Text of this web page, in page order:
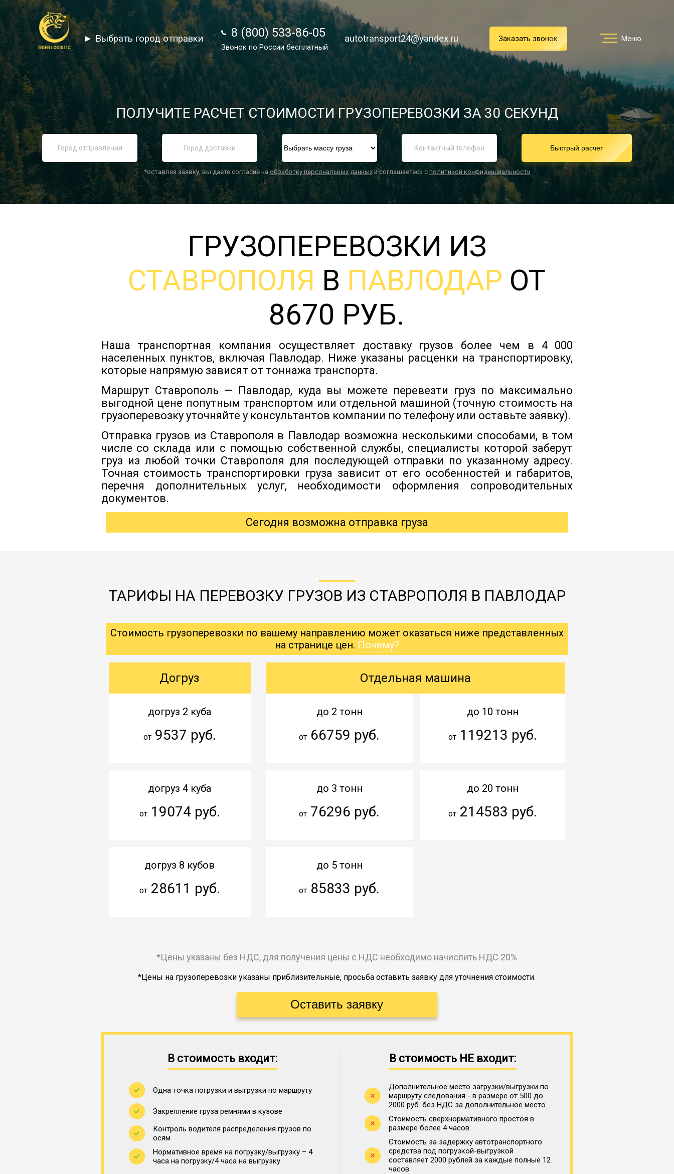
8 (800) 533-86-05
Звонок по России бесплатный
autotransport24@yandex.ru Заказать звонок Меню
Услуги
Преимущества
О компании
Отзывы
Новости
Документы
Контакты
► Выбрать город отправки 8 (800) 533-86-05
Звонок по России бесплатный
autotransport24@yandex.ru Заказать звонок Меню
ПОЛУЧИТЕ РАСЧЕТ СТОИМОСТИ ГРУЗОПЕРЕВОЗКИ ЗА 30 СЕКУНД
Быстрый расчет
*оставляя заявку, вы даете согласие на обработку персональных данныхи соглашаетесь с политикой конфиденциальности
ГРУЗОПЕРЕВОЗКИ ИЗ
СТАВРОПОЛЯ В ПАВЛОДАР ОТ
8670 РУБ.
Наша транспортная компания осуществляет доставку грузов более чем в 4 000
населенных пунктов, включая Павлодар. Ниже указаны расценки на транспортировку,
которые напрямую зависят от тоннажа транспорта.
Маршрут Ставрополь — Павлодар, куда вы можете перевезти груз по максимально
выгодной цене попутным транспортом или отдельной машиной (точную стоимость на
грузоперевозку уточняйте у консультантов компании по телефону или оставьте заявку).
Отправка грузов из Ставрополя в Павлодар возможна несколькими способами, в том
числе со склада или с помощью собственной службы, специалисты которой заберут
груз из любой точки Ставрополя для последующей отправки по указанному адресу.
Точная стоимость транспортировки груза зависит от его особенностей и габаритов,
перечня дополнительных услуг, необходимости оформления сопроводительных
документов.
Сегодня возможна отправка груза
ТАРИФЫ НА ПЕРЕВОЗКУ ГРУЗОВ ИЗ СТАВРОПОЛЯ В ПАВЛОДАР
Стоимость грузоперевозки по вашему направлению может оказаться ниже представленных
на странице цен. Почему?
Догруз
догруз 2 куба
от9537 руб.
догруз 4 куба
от19074 руб.
догруз 8 кубов
от28611 руб.
Отдельная машина
до 2 тонн
от 66759 руб.
до 3 тонн
от 76296 руб.
до 5 тонн
от 85833 руб.
до 10 тонн
от119213 руб.
до 20 тонн
от214583 руб.
*Цены указаны без НДС, для получения цены с НДС необходимо начислить НДС 20%
*Цены на грузоперевозки указаны приблизительные, просьба оставить заявку для уточнения стоимости.
В стоимость входит:
Одна точка погрузки и выгрузки по маршруту
Закрепление груза ремнями в кузове
Контроль водителя распределения грузов по
осям
Нормативное время на погрузку/выгрузку – 4
часа на погрузку/4 часа на выгрузку
В стоимость НЕ входит:
Дополнительное место загрузки/выгрузки по
маршруту следования - в размере от 500 до
2000 руб. без НДС за дополнительное место.
Стоимость сверхнормативного простоя в
размере более 4 часов
Стоимость за задержку автотранспортного
средства под погрузкой-выгрузкой
составляет 2000 рублей за каждые полные 12
часов